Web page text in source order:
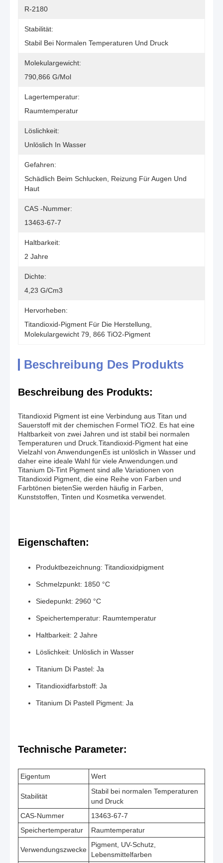
R-2180
Stabilität:
Stabil Bei Normalen Temperaturen Und Druck
Molekulargewicht:
790,866 G/mol
Lagertemperatur:
Raumtemperatur
Löslichkeit:
Unlöslich In Wasser
Gefahren:
Schädlich Beim Schlucken, Reizung Für Augen Und
Haut
CAS -Nummer:
13463-67-7
Haltbarkeit:
2 Jahre
Dichte:
4,23 G/cm3
Hervorheben:
Titandioxid-Pigment Für Die Herstellung
Molekulargewicht 79 866 TiO2-Pigment
Beschreibung Des Produkts
Beschreibung des Produkts:
Titandioxid Pigment ist eine Verbindung aus Titan und
Sauerstoff mit der chemischen Formel TiO2. Es hat eine
Haltbarkeit von zwei Jahren und ist stabil bei normalen
Temperaturen und Druck.Titandioxid-Pigment hat eine
Vielzahl von AnwendungenEs ist unlöslich in Wasser und
daher eine ideale Wahl für viele Anwendungen.und
Titanium Di-Tint Pigment sind alle Variationen von
Titandioxid Pigment, die eine Reihe von Farben und
Farbtönen bietenSie werden häufig in Farben,
Kunststoffen, Tinten und Kosmetika verwendet.
Eigenschaften:
Produktbezeichnung: Titandioxidpigment
Schmelzpunkt: 1850 °C
Siedepunkt: 2960 °C
Speichertemperatur: Raumtemperatur
Haltbarkeit: 2 Jahre
Löslichkeit: Unlöslich in Wasser
Titanium Di Pastel: Ja
Titandioxidfarbstoff: Ja
Titanium Di Pastell Pigment: Ja
Technische Parameter:
Eigentum Wert
Stabilität
Stabil bei normalen Temperaturen
und Druck
CAS-Nummer
13463-67-7
Speichertemperatur
Raumtemperatur
Verwendungszwecke
Pigment, UV-Schutz,
Lebensmittelfarben